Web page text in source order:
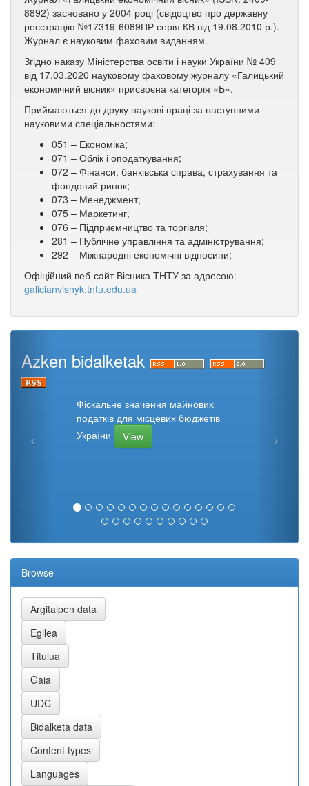
8892) засновано у 2004 році (свідоцтво про державну
реєстрацію №17319-6089ПР серія КВ від 19.08.2010 р.).
Журнал є науковим фаховим виданням.
Згідно наказу Міністерства освіти і науки України № 409
від 17.03.2020 науковому фаховому журналу «Галицький
економічний вісник» присвоєна категорія «Б».
Приймаються до друку наукові праці за наступними
науковими спеціальностями:
051 – Економіка;
071 – Облік і оподаткування;
072 – Фінанси, банківська справа, страхування та
фондовий ринок;
073 – Менеджмент;
075 – Маркетинг;
076 – Підприємництво та торгівля;
281 – Публічне управління та адміністрування;
292 – Міжнародні економічні відносини;
Офіційний веб-сайт Вісника ТНТУ за адресою:
galicianvisnyk.tntu.edu.ua
Azken bidalketak
Фіскальне значення майнових
податків для місцевих бюджетів
України
View
Browse